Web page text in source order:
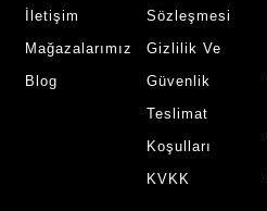
İletişim
Mağazalarımız
Blog
Sözleşmesi
Gizlilik Ve
Güvenlik
Teslimat
Koşulları
KVKK